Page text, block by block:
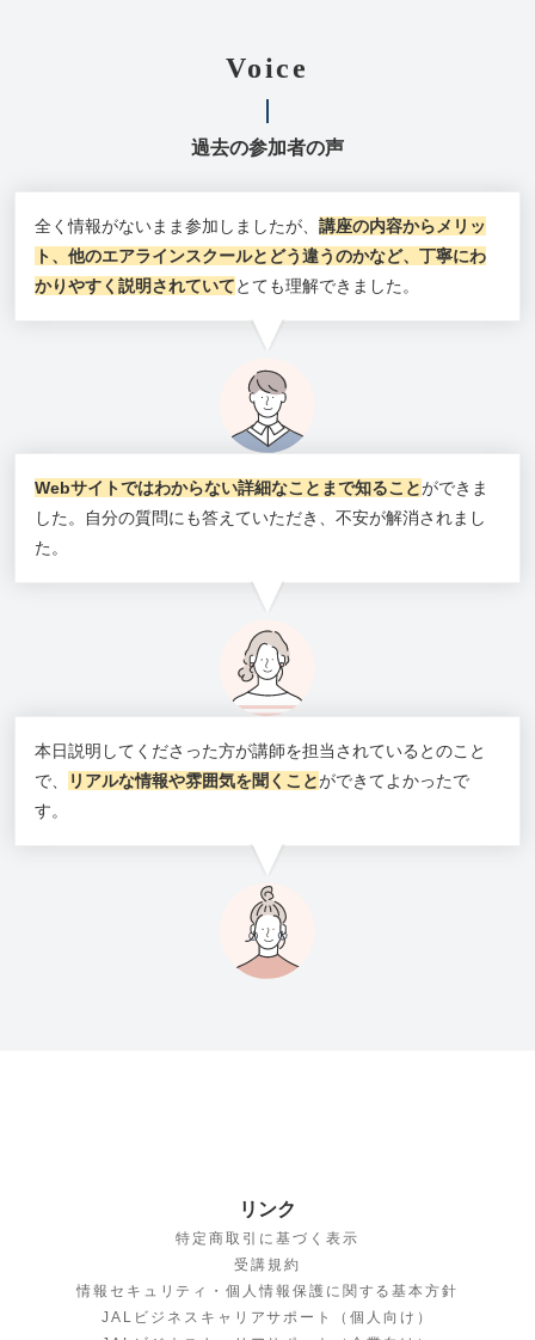
Voice
過去の参加者の声
全く情報がないまま参加しましたが、 講座の内容からメリッ
ト、他のエアラインスクールとどう違うのかなど、丁寧にわ
かりやすく説明されていてとても理解できました。
Webサイトではわからない詳細なことまで知ることができま
した。自分の質問にも答えていただき、不安が解消されまし
た。
本日説明してくださった方が講師を担当されているとのこと
で、
リアルな情報や雰囲気を聞くことができてよかったで
す。
リンク
特定商取引に基づく表示
受講規約
情報セキュリティ・個人情報保護に関する基本方針
JALビジネスキャリアサポート（個人向け）